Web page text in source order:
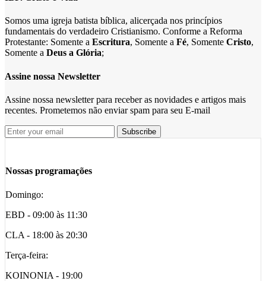
Somos uma igreja batista bíblica, alicerçada nos princípios
fundamentais do verdadeiro Cristianismo. Conforme a Reforma
Protestante: Somente a Escritura, Somente a Fé, Somente Cristo,
Somente a Deus a Glória;
Assine nossa Newsletter
Assine nossa newsletter para receber as novidades e artigos mais
recentes. Prometemos não enviar spam para seu E-mail
Nossas programações
Domingo:
EBD - 09:00 às 11:30
CLA - 18:00 às 20:30
Terça-feira:
KOINONIA - 19:00